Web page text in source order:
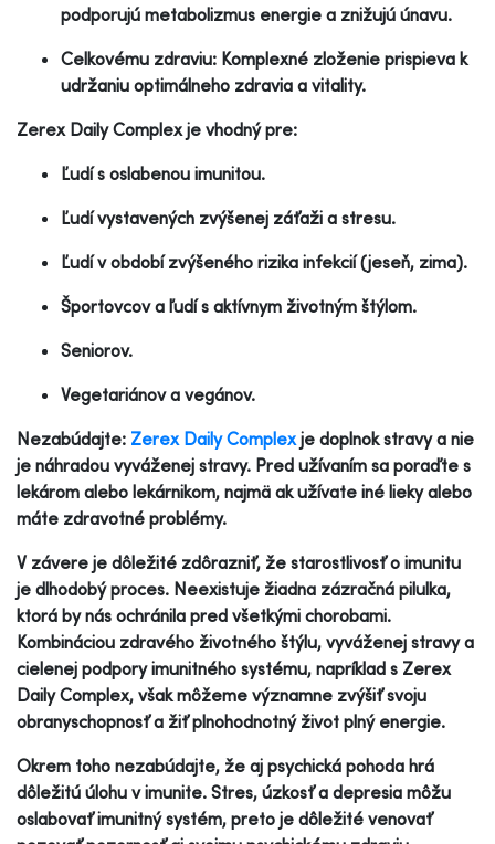
podporujú metabolizmus energie a znižujú únavu.
Celkovému zdraviu: Komplexné zloženie prispieva k
udržaniu optimálneho zdravia a vitality.
Zerex Daily Complex je vhodný pre:
Ľudí s oslabenou imunitou.
Ľudí vystavených zvýšenej záťaži a stresu.
Ľudí v období zvýšeného rizika infekcií (jeseň, zima).
Športovcov a ľudí s aktívnym životným štýlom.
Seniorov.
Vegetariánov a vegánov.
Nezabúdajte: Zerex Daily Complex je doplnok stravy a nie
je náhradou vyváženej stravy. Pred užívaním sa poraďte s
lekárom alebo lekárnikom, najmä ak užívate iné lieky alebo
máte zdravotné problémy.
V závere je dôležité zdôrazniť, že starostlivosť o imunitu
je dlhodobý proces. Neexistuje žiadna zázračná pilulka,
ktorá by nás ochránila pred všetkými chorobami.
Kombináciou zdravého životného štýlu, vyváženej stravy a
cielenej podpory imunitného systému, napríklad s Zerex
Daily Complex, však môžeme významne zvýšiť svoju
obranyschopnosť a žiť plnohodnotný život plný energie.
Okrem toho nezabúdajte, že aj psychická pohoda hrá
dôležitú úlohu v imunite. Stres, úzkosť a depresia môžu
oslabovať imunitný systém, preto je dôležité venovať